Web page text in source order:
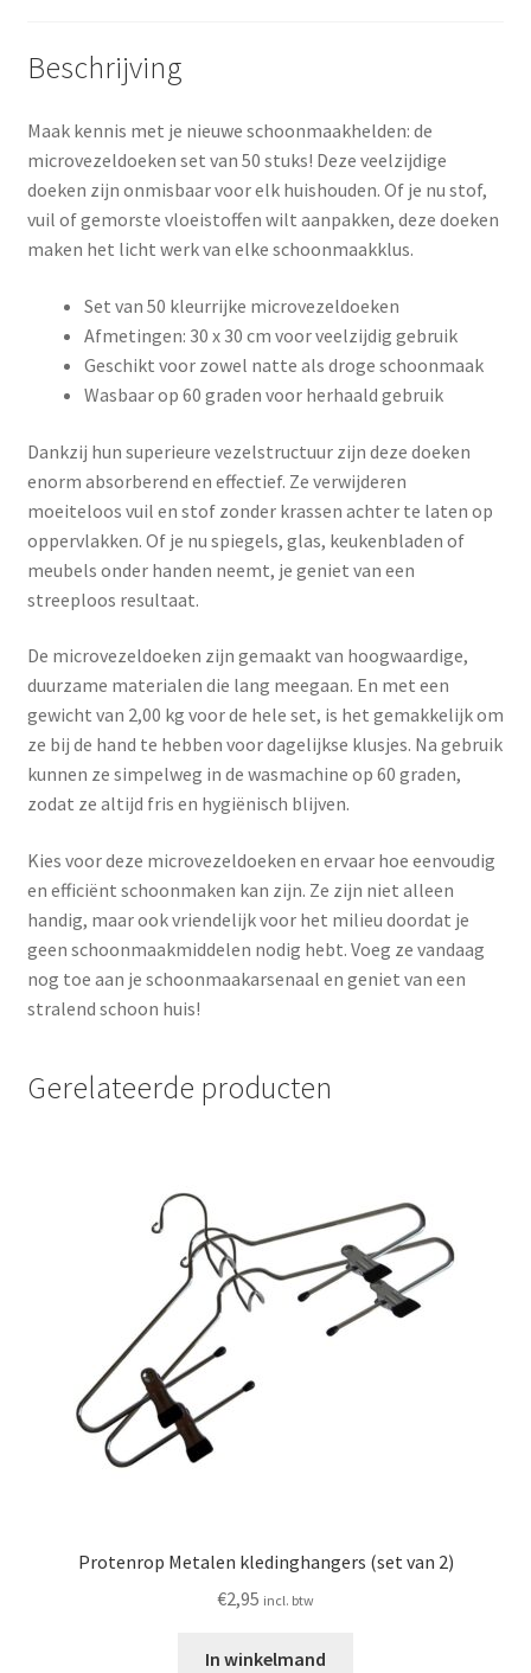
Beschrijving
Maak kennis met je nieuwe schoonmaakhelden: de
microvezeldoeken set van 50 stuks! Deze veelzijdige
doeken zijn onmisbaar voor elk huishouden. Of je nu stof,
vuil of gemorste vloeistoffen wilt aanpakken, deze doeken
maken het licht werk van elke schoonmaakklus.
Set van 50 kleurrijke microvezeldoeken
Afmetingen: 30 x 30 cm voor veelzijdig gebruik
Geschikt voor zowel natte als droge schoonmaak
Wasbaar op 60 graden voor herhaald gebruik
Dankzij hun superieure vezelstructuur zijn deze doeken
enorm absorberend en effectief. Ze verwijderen
moeiteloos vuil en stof zonder krassen achter te laten op
oppervlakken. Of je nu spiegels, glas, keukenbladen of
meubels onder handen neemt, je geniet van een
streeploos resultaat.
De microvezeldoeken zijn gemaakt van hoogwaardige,
duurzame materialen die lang meegaan. En met een
gewicht van 2,00 kg voor de hele set, is het gemakkelijk om
ze bij de hand te hebben voor dagelijkse klusjes. Na gebruik
kunnen ze simpelweg in de wasmachine op 60 graden,
zodat ze altijd fris en hygiënisch blijven.
Kies voor deze microvezeldoeken en ervaar hoe eenvoudig
en efficiënt schoonmaken kan zijn. Ze zijn niet alleen
handig, maar ook vriendelijk voor het milieu doordat je
geen schoonmaakmiddelen nodig hebt. Voeg ze vandaag
nog toe aan je schoonmaakarsenaal en geniet van een
stralend schoon huis!
Gerelateerde producten
Protenrop Metalen kledinghangers (set van 2)
€2,95 incl. btw
In winkelmand